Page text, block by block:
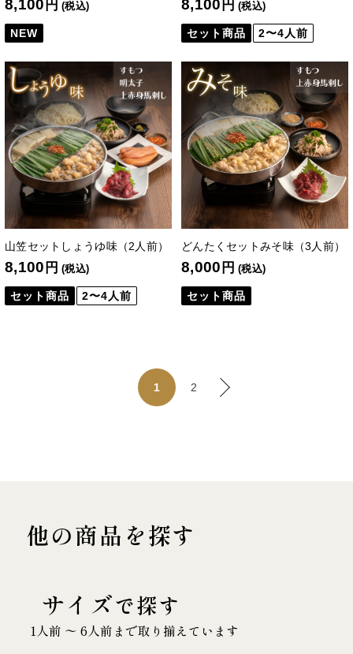
8,100 円 (税込)
NEW
8,100 円 (税込)
セット商品 2〜4人前
山笠セットしょうゆ味（2人前）
8,100 円 (税込)
セット商品 2〜4人前
どんたくセットみそ味（3人前）
8,000 円 (税込)
セット商品
1 2
他の商品を探す
サイズで探す
1人前 〜 6人前まで取り揃えています